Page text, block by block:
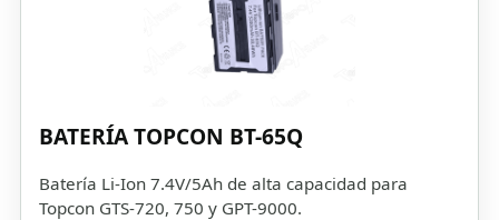
BATERÍA TOPCON BT-65Q
Batería Li-Ion 7.4V/5Ah de alta capacidad para
Topcon GTS-720, 750 y GPT-9000.